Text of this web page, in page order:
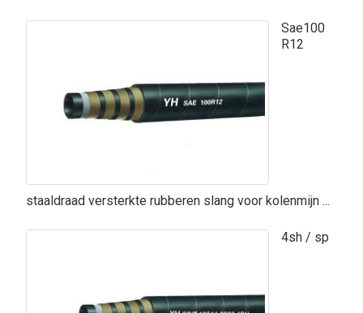
Sae100
R12
staaldraad versterkte rubberen slang voor kolenmijn ...
4sh / sp